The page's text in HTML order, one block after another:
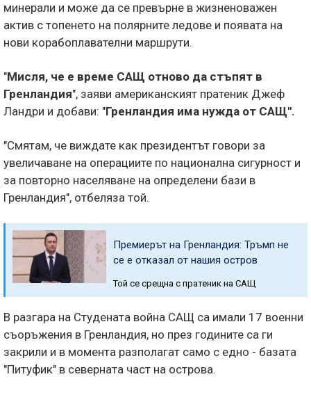
минерали и може да се превърне в жизненоважен
актив с топенето на полярните ледове и появата на
нови корабоплавателни маршрути.
"Мисля, че е време САЩ отново да стъпят в
Гренландия", заяви американският пратеник Джеф
Ландри и добави: "Гренландия има нужда от САЩ".
"Смятам, че виждате как президентът говори за
увеличаване на операциите по национална сигурност и
за повторно населяване на определени бази в
Гренландия", отбеляза той.
Премиерът на Гренландия: Тръмп не
се е отказал от нашия остров
Той се срещна с пратеник на САЩ
В разгара на Студената война САЩ са имали 17 военни
съоръжения в Гренландия, но през годините са ги
закрили и в момента разполагат само с едно - базата
"Питуфик" в северната част на острова.